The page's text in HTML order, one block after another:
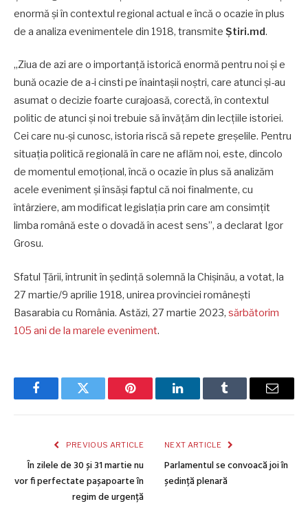
enormă și în contextul regional actual e încă o ocazie în plus
de a analiza evenimentele din 1918, transmite Știri.md.
„Ziua de azi are o importanță istorică enormă pentru noi și e
bună ocazie de a-i cinsti pe înaintașii noștri, care atunci și-au
asumat o decizie foarte curajoasă, corectă, în contextul
politic de atunci și noi trebuie să învățăm din lecțiile istoriei.
Cei care nu-și cunosc, istoria riscă să repete greșelile. Pentru
situația politică regională în care ne aflăm noi, este, dincolo
de momentul emoțional, încă o ocazie în plus să analizăm
acele eveniment și însăși faptul că noi finalmente, cu
întârziere, am modificat legislația prin care am consimțit
limba română este o dovadă în acest sens”, a declarat Igor
Grosu.
Sfatul Ţării, întrunit în şedinţă solemnă la Chişinău, a votat, la
27 martie/9 aprilie 1918, unirea provinciei româneşti
Basarabia cu România. Astăzi, 27 martie 2023, sărbătorim
105 ani de la marele eveniment.
FacebookTwitter Pinterest LinkedInTumblr Email
PREVIOUS ARTICLE
În zilele de 30 și 31 martie nu
vor fi perfectate pașapoarte în
regim de urgență
NEXT ARTICLE
Parlamentul se convoacă joi în
ședință plenară